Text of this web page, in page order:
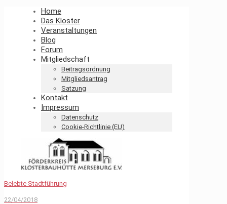
Home
Das Kloster
Veranstaltungen
Blog
Forum
Mitgliedschaft
Beitragsordnung
Mitgliedsantrag
Satzung
Kontakt
Impressum
Datenschutz
Cookie-Richtlinie (EU)
Belebte Stadtführung
22/04/2018